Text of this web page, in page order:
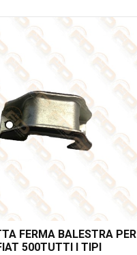
FERMA BALESTRA PER
500TUTTI I TIPI